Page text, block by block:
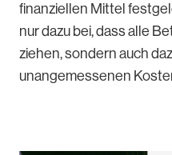
finanziellen Mittel
nur dazu bei, dass alle
ziehen, sondern auch
unangemessenen